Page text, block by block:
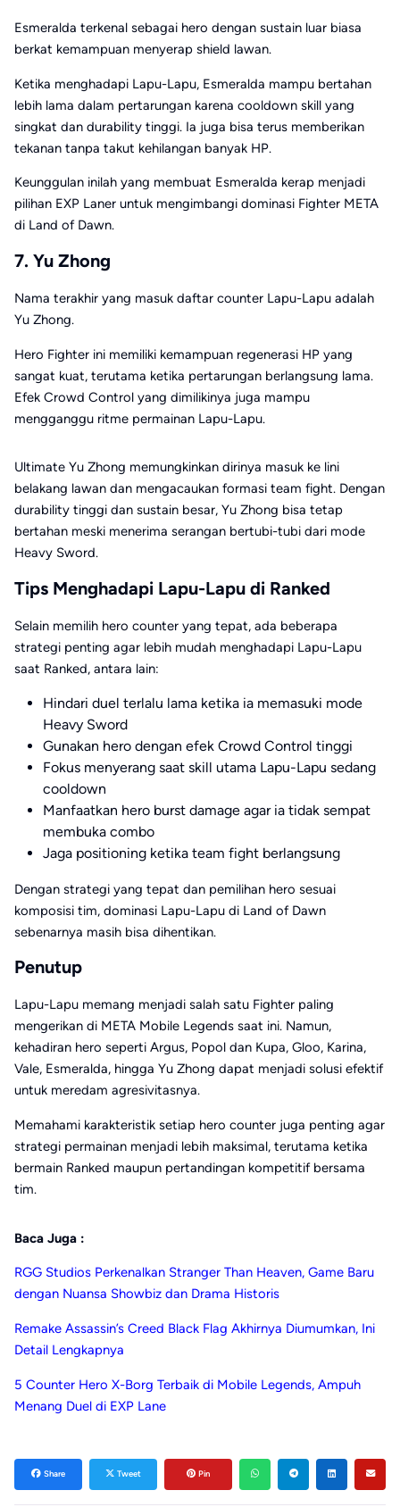
Esmeralda terkenal sebagai hero dengan sustain luar biasa
berkat kemampuan menyerap shield lawan.
Ketika menghadapi Lapu-Lapu, Esmeralda mampu bertahan
lebih lama dalam pertarungan karena cooldown skill yang
singkat dan durability tinggi. Ia juga bisa terus memberikan
tekanan tanpa takut kehilangan banyak HP.
Keunggulan inilah yang membuat Esmeralda kerap menjadi
pilihan EXP Laner untuk mengimbangi dominasi Fighter META
di Land of Dawn.
7. Yu Zhong
Nama terakhir yang masuk daftar counter Lapu-Lapu adalah
Yu Zhong.
Hero Fighter ini memiliki kemampuan regenerasi HP yang
sangat kuat, terutama ketika pertarungan berlangsung lama.
Efek Crowd Control yang dimilikinya juga mampu
mengganggu ritme permainan Lapu-Lapu.
Ultimate Yu Zhong memungkinkan dirinya masuk ke lini
belakang lawan dan mengacaukan formasi team fight. Dengan
durability tinggi dan sustain besar, Yu Zhong bisa tetap
bertahan meski menerima serangan bertubi-tubi dari mode
Heavy Sword.
Tips Menghadapi Lapu-Lapu di Ranked
Selain memilih hero counter yang tepat, ada beberapa
strategi penting agar lebih mudah menghadapi Lapu-Lapu
saat Ranked, antara lain:
Hindari duel terlalu lama ketika ia memasuki mode
Heavy Sword
Gunakan hero dengan efek Crowd Control tinggi
Fokus menyerang saat skill utama Lapu-Lapu sedang
cooldown
Manfaatkan hero burst damage agar ia tidak sempat
membuka combo
Jaga positioning ketika team fight berlangsung
Dengan strategi yang tepat dan pemilihan hero sesuai
komposisi tim, dominasi Lapu-Lapu di Land of Dawn
sebenarnya masih bisa dihentikan.
Penutup
Lapu-Lapu memang menjadi salah satu Fighter paling
mengerikan di META Mobile Legends saat ini. Namun,
kehadiran hero seperti Argus, Popol dan Kupa, Gloo, Karina,
Vale, Esmeralda, hingga Yu Zhong dapat menjadi solusi efektif
untuk meredam agresivitasnya.
Memahami karakteristik setiap hero counter juga penting agar
strategi permainan menjadi lebih maksimal, terutama ketika
bermain Ranked maupun pertandingan kompetitif bersama
tim.
Baca Juga :
RGG Studios Perkenalkan Stranger Than Heaven, Game Baru
dengan Nuansa Showbiz dan Drama Historis
Remake Assassin’s Creed Black Flag Akhirnya Diumumkan, Ini
Detail Lengkapnya
5 Counter Hero X-Borg Terbaik di Mobile Legends, Ampuh
Menang Duel di EXP Lane
Share Tweet Pin